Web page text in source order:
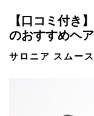
【口コミ付き
のおすすめヘ
サロニア スムー